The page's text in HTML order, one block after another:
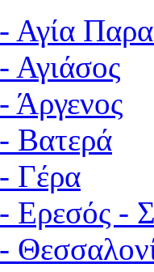
Αγία
Αγιάσος
Άργενος
Βατερά
Γέρα
Ερεσός -